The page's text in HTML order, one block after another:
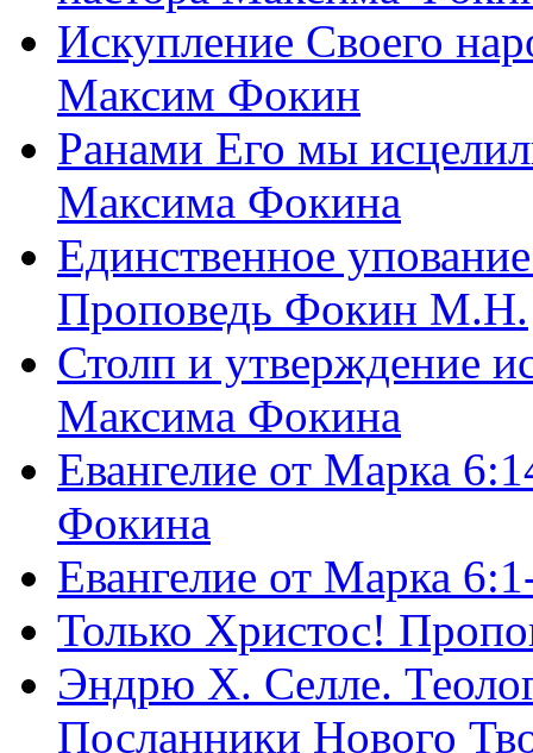
Искупление Своего
Максим Фокин
Ранами Его мы
Максима Фокина
Единственное
Проповедь Фокин М.Н.
Столп и утверждение
Максима Фокина
Евангелие от Марка
Фокина
Евангелие от Марка
Только Христос!
Эндрю Х. Селле.
Посланники Нового